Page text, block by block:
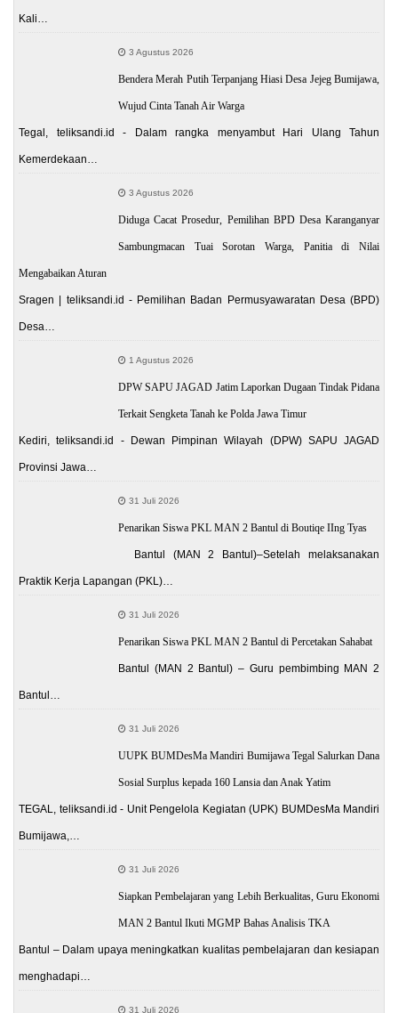
Kali…
3 Agustus 2026
Bendera Merah Putih Terpanjang Hiasi Desa Jejeg Bumijawa,
Wujud Cinta Tanah Air Warga
Tegal, teliksandi.id - Dalam rangka menyambut Hari Ulang Tahun
Kemerdekaan…
3 Agustus 2026
Diduga Cacat Prosedur, Pemilihan BPD Desa Karanganyar
Sambungmacan Tuai Sorotan Warga, Panitia di Nilai
Mengabaikan Aturan
Sragen | teliksandi.id - Pemilihan Badan Permusyawaratan Desa (BPD)
Desa…
1 Agustus 2026
DPW SAPU JAGAD Jatim Laporkan Dugaan Tindak Pidana
Terkait Sengketa Tanah ke Polda Jawa Timur
Kediri, teliksandi.id - Dewan Pimpinan Wilayah (DPW) SAPU JAGAD
Provinsi Jawa…
31 Juli 2026
Penarikan Siswa PKL MAN 2 Bantul di Boutiqe IIng Tyas
Bantul (MAN 2 Bantul)–Setelah melaksanakan
Praktik Kerja Lapangan (PKL)…
31 Juli 2026
Penarikan Siswa PKL MAN 2 Bantul di Percetakan Sahabat
Bantul (MAN 2 Bantul) – Guru pembimbing MAN 2
Bantul…
31 Juli 2026
UUPK BUMDesMa Mandiri Bumijawa Tegal Salurkan Dana
Sosial Surplus kepada 160 Lansia dan Anak Yatim
TEGAL, teliksandi.id - Unit Pengelola Kegiatan (UPK) BUMDesMa Mandiri
Bumijawa,…
31 Juli 2026
Siapkan Pembelajaran yang Lebih Berkualitas, Guru Ekonomi
MAN 2 Bantul Ikuti MGMP Bahas Analisis TKA
Bantul – Dalam upaya meningkatkan kualitas pembelajaran dan kesiapan
menghadapi…
31 Juli 2026